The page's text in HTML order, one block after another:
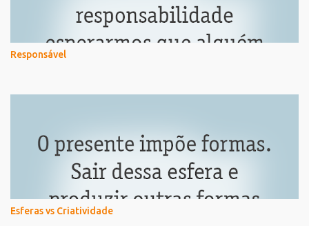
Responsável
Esferas vs Criatividade